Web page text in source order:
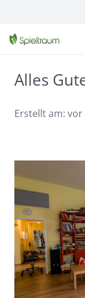
Alles
Erstellt am: vor